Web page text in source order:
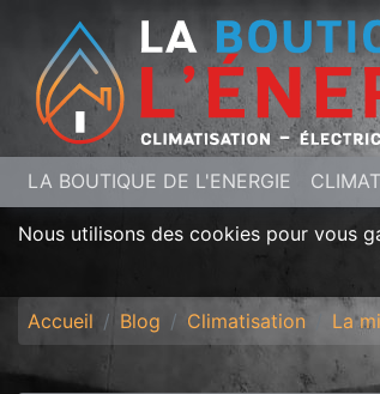
LA BOUTIQUE DE L'ENERGIE
Nous utilisons des cookies pour vous
Accueil Blog Climatisation La